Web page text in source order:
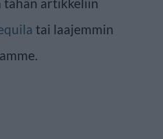
tai laajemmin